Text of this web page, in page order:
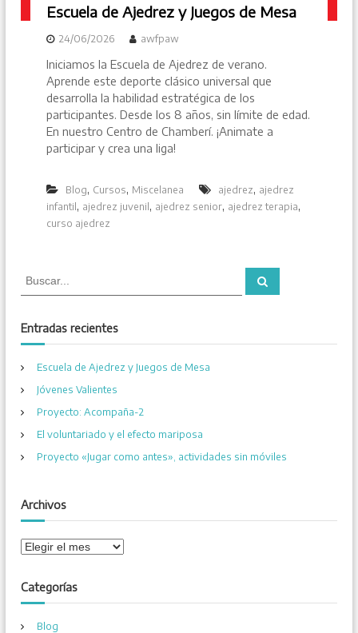
Escuela de Ajedrez y Juegos de Mesa
24/06/2026 awfpaw
Iniciamos la Escuela de Ajedrez de verano.
Aprende este deporte clásico universal que
desarrolla la habilidad estratégica de los
participantes. Desde los 8 años, sin límite de edad.
En nuestro Centro de Chamberí. ¡Animate a
participar y crea una liga!
Blog, Cursos, Miscelanea ajedrez, ajedrez
infantil , ajedrez juvenil , ajedrez senior, ajedrez terapia,
curso ajedrez
B
c
a
:
B
Entradas recientes
Escuela de Ajedrez y Juegos de Mesa
Jóvenes Valientes
Proyecto: Acompaña-2
El voluntariado y el efecto mariposa
Proyecto «Jugar como antes», actividades sin móviles
Archivos
A
h
v
Categorías
Blog